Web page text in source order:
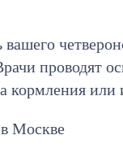
проводят
кормления